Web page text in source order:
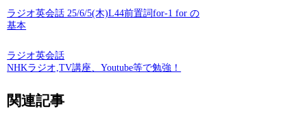
ラジオ英会話 25/6/5(木)L44前置詞for-1 for の
基本
ラジオ英会話
NHKラジオ,TV講座、Youtube等で勉強！
関連記事